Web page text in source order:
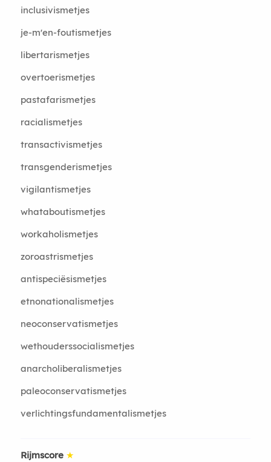
inclusivismetjes
je-m'en-foutismetjes
libertarismetjes
overtoerismetjes
pastafarismetjes
racialismetjes
transactivismetjes
transgenderismetjes
vigilantismetjes
whataboutismetjes
workaholismetjes
zoroastrismetjes
antispeciësismetjes
etnonationalismetjes
neoconservatismetjes
wethouderssocialismetjes
anarcholiberalismetjes
paleoconservatismetjes
verlichtingsfundamentalismetjes
Rijmscore ★